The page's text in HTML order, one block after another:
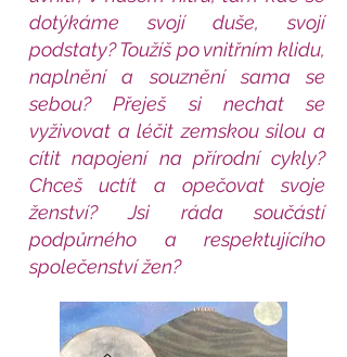
dotýkáme svojí duše, svojí
podstaty? Toužíš po vnitřním klidu,
naplnění a souznění sama se
sebou? Přeješ si nechat se
vyživovat a léčit zemskou silou a
cítit napojení na přírodní cykly?
Chceš uctít a opečovat svoje
ženství? Jsi ráda součástí
podpůrného a respektujícího
společenství žen?